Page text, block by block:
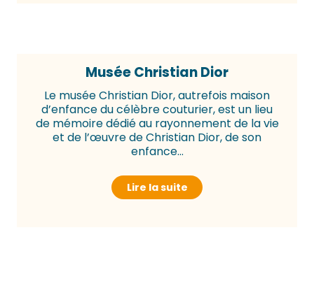
Musée Christian Dior
Le musée Christian Dior, autrefois maison
d’enfance du célèbre couturier, est un lieu
de mémoire dédié au rayonnement de la vie
et de l’œuvre de Christian Dior, de son
enfance...
Lire la suite